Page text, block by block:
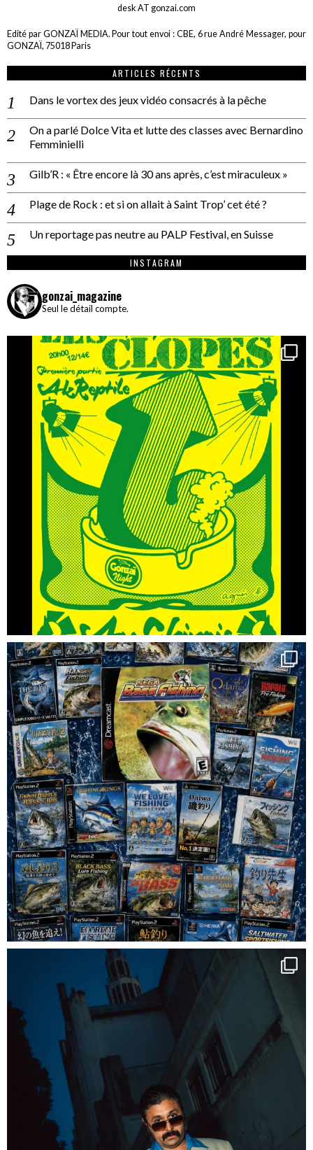
desk AT gonzai.com
Edité par GONZAÏ MEDIA. Pour tout envoi : CBE, 6 rue André Messager, pour
GONZAÏ, 75018 Paris
ARTICLES RÉCENTS
Dans le vortex des jeux vidéo consacrés à la pêche
On a parlé Dolce Vita et lutte des classes avec Bernardino
Femminielli
Gilb’R : « Être encore là 30 ans après, c’est miraculeux »
Plage de Rock : et si on allait à Saint Trop’ cet été ?
Un reportage pas neutre au PALP Festival, en Suisse
INSTAGRAM
gonzai_magazine
Seul le détail compte.